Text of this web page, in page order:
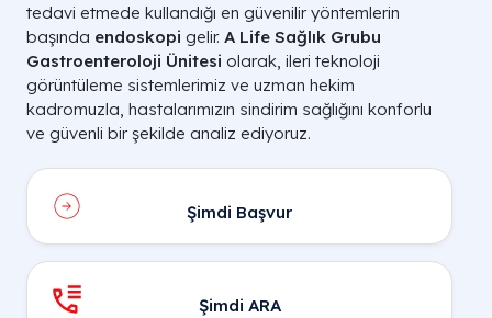
tedavi etmede kullandığı en güvenilir yöntemlerin
başında endoskopi gelir. A Life Sağlık Grubu
Gastroenteroloji Ünitesi olarak, ileri teknoloji
görüntüleme sistemlerimiz ve uzman hekim
kadromuzla, hastalarımızın sindirim sağlığını konforlu
ve güvenli bir şekilde analiz ediyoruz.
Şimdi Başvur
Şimdi ARA